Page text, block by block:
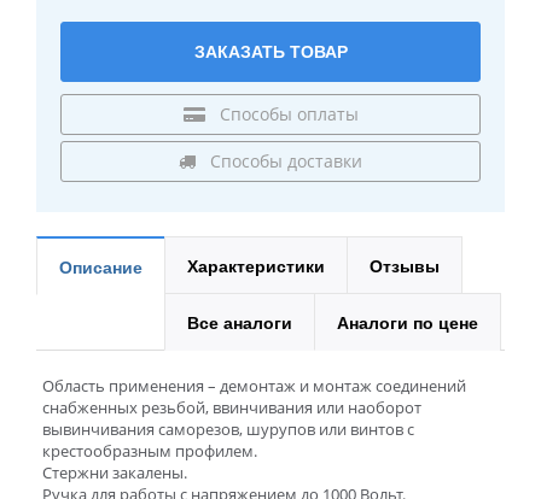
ЗАКАЗАТЬ ТОВАР
Способы оплаты
Способы доставки
Описание Характеристики Отзывы
Все аналоги Аналоги по цене
Область применения – демонтаж и монтаж соединений
снабженных резьбой, ввинчивания или наоборот
вывинчивания саморезов, шурупов или винтов с
крестообразным профилем.
Стержни закалены.
Ручка для работы с напряжением до 1000 Вольт.